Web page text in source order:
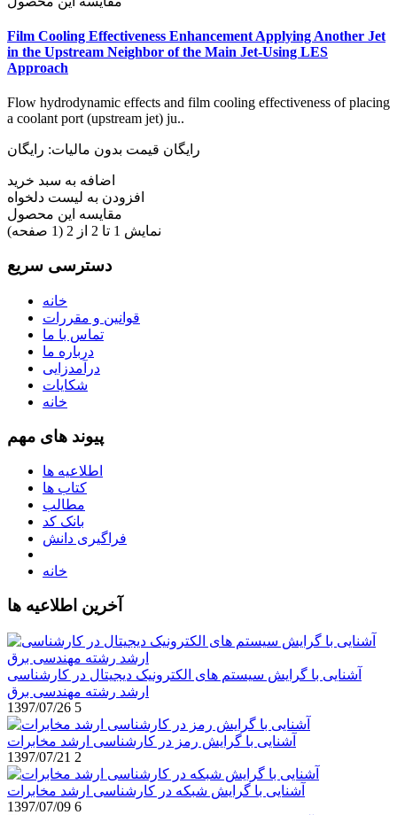
Film Cooling Effectiveness Enhancement Applying Another Jet
in the Upstream Neighbor of the Main Jet-Using LES
Approach
Flow hydrodynamic effects and film cooling effectiveness of placing
a coolant port (upstream jet) ju..
رایگان قیمت بدون مالیات: رایگان
اضافه به سبد خرید
افزودن به لیست دلخواه
مقایسه این محصول
نمایش 1 تا 2 از 2 (1 صفحه)
دسترسی سریع
خانه
قوانین و مقررات
تماس با ما
درباره ما
درآمدزایی
شکایات
خانه
پیوند های مهم
اطلاعیه ها
کتاب ها
مطالب
بانک کد
فراگیری دانش
خانه
آخرین اطلاعیه ها
آشنایی با گرایش سیستم های الکترونیک دیجیتال در کارشناسی
ارشد رشته مهندسی برق
1397/07/26 5
آشنایی با گرایش رمز در کارشناسی ارشد مخابرات
1397/07/21 2
آشنایی با گرایش شبکه در کارشناسی ارشد مخابرات
1397/07/09 6